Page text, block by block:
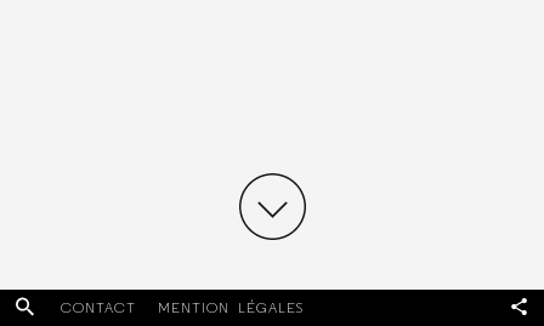
CONTACT MENTION LÉGALES